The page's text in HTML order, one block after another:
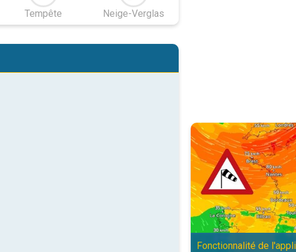
Tempête Neige-Verglas
La carte des vents.
Fonctionnalité de l'appli